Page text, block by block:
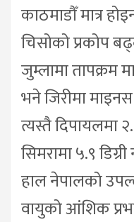
काठमाडौँ मात्र
चिसोको प्रकोप
जुम्लामा तापक्रम
भने जिरीमा माइनस
त्यस्तै दिपायलमा
सिमरामा ५.९
हाल नेपालको
वायुको आंशिक